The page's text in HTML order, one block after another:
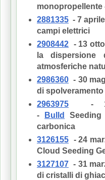
monopropellente
2881335 - 7
campi elettrici
2908442 - 13
la
atmosferiche
2986360 - 30
di
2963975 - 13
-
Bulld
carbonica
3126155 - 24
Cloud Seeding
3127107 - 31
di cristalli di